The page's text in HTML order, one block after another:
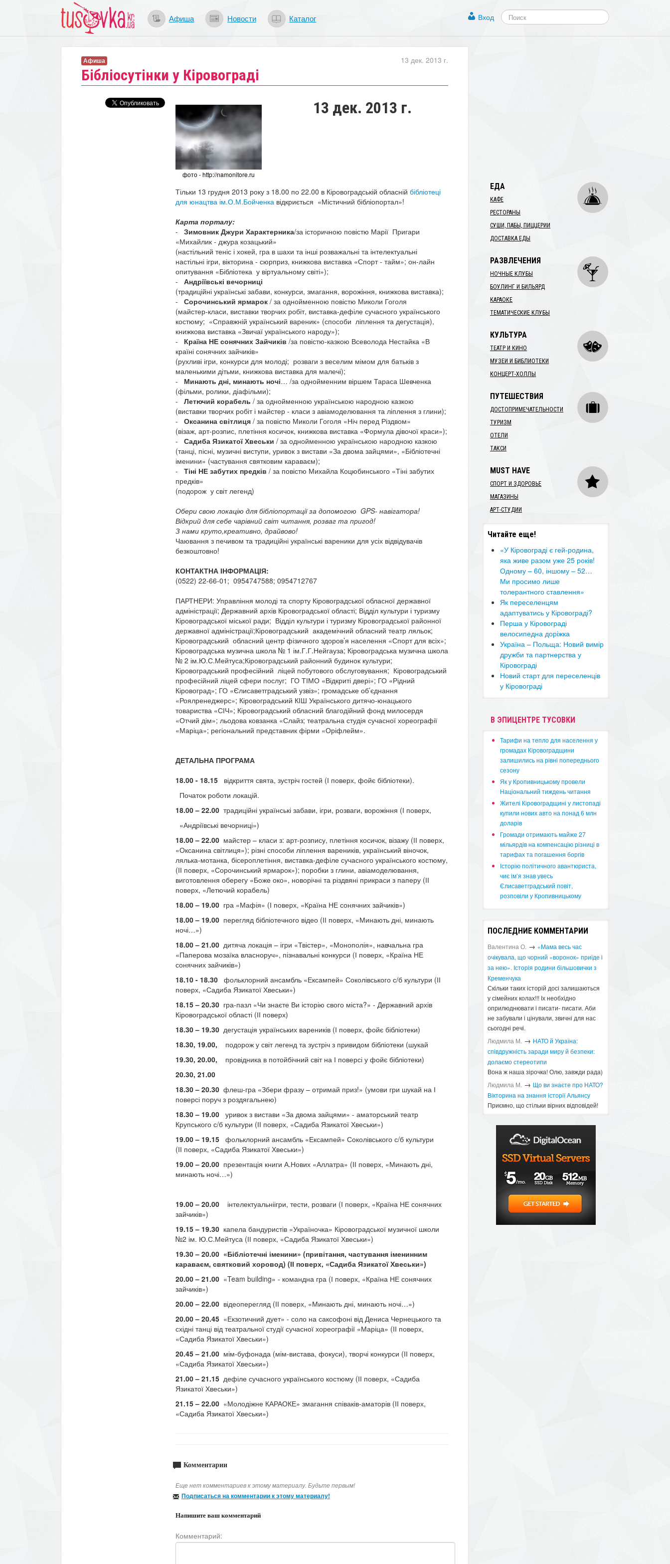
Афиша Новости Каталог Вход
Бібліосутінки у Кіровограді
13 дек. 2013 г.
Афиша
фото - http://namonitore.ru
13 дек. 2013 г.
Тільки 13 грудня 2013 року з 18.00 по 22.00 в Кіровоградській обласній бібліотеці
для юнацтва ім.О.М.Бойченка відкриється «Містичний бібліопортал»!
Карта порталу:
- Зимовник Джури Характерника/за історичною повістю Марії Пригари
«Михайлик - джура козацький»
(настільний теніс і хокей, гра в шахи та інші розважальні та інтелектуальні
настільні ігри, вікторина - сюрприз, книжкова виставка «Спорт - тайм»; он-лайн
опитування «Бібліотека у віртуальному світі»);
- Андріївські вечорниці
(традиційні українські забави, конкурси, змагання, ворожіння, книжкова виставка);
- Сорочинський ярмарок / за однойменною повістю Миколи Гоголя
(майстер-класи, виставки творчих робіт, виставка-дефіле сучасного українського
костюму; «Справжній український вареник» (способи ліплення та дегустація),
книжкова виставка «Звичаї українського народу»);
- Країна НЕ сонячних Зайчиків /за повістю-казкою Всеволода Нестайка «В
країні сонячних зайчиків»
(рухливі ігри, конкурси для молоді; розваги з веселим мімом для батьків з
маленькими дітьми, книжкова виставка для малечі);
- Минають дні, минають ночі… /за однойменним віршем Тараса Шевченка
(фільми, ролики, діафільми);
- Летючий корабель / за однойменною українською народною казкою
(виставки творчих робіт і майстер - класи з авіамоделювання та ліплення з глини);
- Оксанина світлиця / за повістю Миколи Гоголя «Ніч перед Різдвом»
(візаж, арт-розпис, плетіння косичок, книжкова виставка «Формула дівочої краси»);
- Садиба Язикатої Хвеськи / за однойменною українською народною казкою
(танці, пісні, музичні виступи, уривок з вистави «За двома зайцями», «Бібліотечні
іменини» (частування святковим караваєм);
- Тіні НЕ забутих предків / за повістю Михайла Коцюбинського «Тіні забутих
предків»
(подорож у світ легенд)
Обери свою локацію для бібліопортації за допомогою GPS- навігатора!
Відкрий для себе чарівний світ читання, розваг та пригод!
З нами круто,креативно, драйвово!
Чаювання з печивом та традиційні українські вареники для усіх відвідувачів
безкоштовно!
КОНТАКТНА ІНФОРМАЦІЯ:
(0522) 22-66-01; 0954747588; 0954712767
ПАРТНЕРИ: Управління молоді та спорту Кіровоградської обласної державної
адміністрації; Державний архів Кіровоградської області; Відділ культури і туризму
Кіровоградської міської ради; Відділ культури і туризму Кіровоградської районної
державної адміністрації;Кіровоградський академічний обласний театр ляльок;
Кіровоградський обласний центр фізичного здоров’я населення «Спорт для всіх»;
Кіровоградська музична школа № 1 ім.Г.Г.Нейгауза; Кіровоградська музична школа
№ 2 ім.Ю.С.Мейтуса;Кіровоградський районний будинок культури;
Кіровоградський професійний ліцей побутового обслуговування; Кіровоградський
професійний ліцей сфери послуг; ГО ТІМО «Відкриті двері»; ГО «Рідний
Кіровоград»; ГО «Єлисаветградський узвіз»; громадське об’єднання
«Роялренеджерс»; Кіровоградський КІШ Українського дитячо-юнацького
товариства «СІЧ»; Кіровоградський обласний благодійний фонд милосердя
«Отчий дім»; льодова ковзанка «Слайз; театральна студія сучасної хореографії
«Маріца»; регіональний представник фірми «Оріфлейм».
ДЕТАЛЬНА ПРОГРАМА
18.00 - 18.15
відкриття свята, зустріч гостей (І поверх, фойє бібліотеки).
Початок роботи локацій.
18.00 – 22.00 традиційні українські забави, ігри, розваги, ворожіння (І поверх,
«Андріївські вечорниці»)
18.00 – 22.00майстер – класи з: арт-розпису, плетіння косичок, візажу (ІІ поверх,
«Оксанина світлиця»); різні способи ліплення вареників, український віночок,
лялька-мотанка, бісероплетіння, виставка-дефіле сучасного українського костюму,
(ІІ поверх, «Сорочинський ярмарок»); поробки з глини, авіамоделювання,
виготовлення оберегу «Боже око», новорічні та різдвяні прикраси з паперу (ІІ
поверх, «Летючий корабель)
18.00 – 19.00гра «Мафія» (І поверх, «Країна НЕ сонячних зайчиків»)
18.00 – 19.00перегляд бібліотечного відео (ІІ поверх, «Минають дні, минають
ночі…»)
18.00 – 21.00дитяча локація – ігри «Твістер», «Монополія», навчальна гра
«Паперова мозаїка власноруч», пізнавальні конкурси (І поверх, «Країна НЕ
сонячних зайчиків»)
18.10 - 18.30
фольклорний ансамбль «Ексампей» Соколівського с/б культури (ІІ
поверх, «Садиба Язикатої Хвеськи»)
18.15 – 20.30 гра-пазл «Чи знаєте Ви історію свого міста?» - Державний архів
Кіровоградської області (ІІ поверх)
18.30 – 19.30 дегустація українських вареників (І поверх, фойє бібліотеки)
18.30, 19.00,
подорож у світ легенд та зустріч з привидом бібліотеки (шукай
19.30, 20.00,
провідника в потойбічний світ на І поверсі у фойє бібліотеки)
20.30, 21.00
18.30 – 20.30 флеш-гра «Збери фразу – отримай приз!» (умови гри шукай на І
поверсі поруч з роздягальнею)
18.30 – 19.00
уривок з вистави «За двома зайцями» - аматорський театр
Крупського с/б культури (ІІ поверх, «Садиба Язикатої Хвеськи»)
19.00 – 19.15
фольклорний ансамбль «Ексампей» Соколівського с/б культури
(ІІ поверх, «Садиба Язикатої Хвеськи»)
19.00 – 20.00презентація книги А.Нових «Аллатра» (ІІ поверх, «Минають дні,
минають ночі…»)
19.00 – 20.00
інтелектуальніігри, тести, розваги (І поверх, «Країна НЕ сонячних
зайчиків»)
19.15 – 19.30 капела бандуристів «Україночка» Кіровоградської музичної школи
№2 ім. Ю.С.Мейтуса (ІІ поверх, «Садиба Язикатої Хвеськи»)
19.30 – 20.00«Бібліотечні іменини» (привітання, частування іменинним
караваєм, святковий хоровод) (ІІ поверх, «Садиба Язикатої Хвеськи»)
20.00 – 21.00 «Team building» - командна гра (І поверх, «Країна НЕ сонячних
зайчиків»)
20.00 – 22.00відеоперегляд (ІІ поверх, «Минають дні, минають ночі…»)
20.00 – 20.45«Екзотичний дует» - соло на саксофоні від Дениса Чернецького та
східні танці від театральної студії сучасної хореографії «Маріца» (ІІ поверх,
«Садиба Язикатої Хвеськи»)
20.45 – 21.00 мім-буфонада (мім-вистава, фокуси), творчі конкурси (ІІ поверх,
«Садиба Язикатої Хвеськи»)
21.00 – 21.15дефіле сучасного українського костюму (ІІ поверх, «Садиба
Язикатої Хвеськи»)
21.15 – 22.00«Молодіжне КАРАОКЕ» змагання співаків-аматорів (ІІ поверх,
«Садиба Язикатої Хвеськи»)
Комментарии
Еще нет комментариев к этому материалу. Будьте первым!
Подписаться на комментарии к этому материалу!
Напишите ваш комментарий
Комментарий:
ЕДА
КАФЕ
РЕСТОРАНЫ
СУШИ, ПАБЫ, ПИЦЦЕРИИ
ДОСТАВКА ЕДЫ
РАЗВЛЕЧЕНИЯ
НОЧНЫЕ КЛУБЫ
БОУЛИНГ И БИЛЬЯРД
КАРАОКЕ
ТЕМАТИЧЕСКИЕ КЛУБЫ
КУЛЬТУРА
ТЕАТР И КИНО
МУЗЕИ И БИБЛИОТЕКИ
КОНЦЕРТ-ХОЛЛЫ
ПУТЕШЕСТВИЯ
ДОСТОПРИМЕЧАТЕЛЬНОСТИ
ТУРИЗМ
ОТЕЛИ
ТАКСИ
MUST HAVE
СПОРТ И ЗДОРОВЬЕ
МАГАЗИНЫ
АРТ-СТУДИИ
Читайте еще!
«У Кіровограді є гей-родина,
яка живе разом уже 25 років!
Одному – 60, іншому – 52…
Ми просимо лише
толерантного ставлення»
Як переселенцям
адаптуватись у Кіровограді?
Перша у Кіровограді
велосипедна доріжка
Україна – Польща: Новий вимір
дружби та партнерства у
Кіровограді
Новий старт для переселенців
у Кіровограді
В ЭПИЦЕНТРЕ ТУСОВКИ
​Тарифи на тепло для населення у
громадах Кіровоградщини
залишились на рівні попереднього
сезону
​Як у Кропивницькому провели
Національний тиждень читання
​Жителі Кіровоградщині у листопаді
купили нових авто на понад 6 млн
доларів
​Громади отримають майже 27
мільярдів на компенсацію різниці в
тарифах та погашення боргів
Історію політичного авантюриста,
чиє ім’я знав увесь
Єлисаветградський повіт,
розповіли у Кропивницькому
ПОСЛЕДНИЕ КОММЕНТАРИИ
Валентина О. → «Мама весь час
очікувала, що чорний «воронок» приїде і
за нею». Історія родини більшовички з
Кременчука
Скільки таких історій досі залишаються
у сімейних колах!!! Іх необхідно
оприлюднювати і писати- писати. Аби
не забували і цінували, звичні для нас
сьогодні речі.
Людмила М. → ​НАТО й Україна:
співдружність заради миру й безпеки:
долаємо стереотипи
Вона ж наша зірочка! Олю, завжди рада)
Людмила М. → Що ви знаєте про НАТО?
Вікторина на знання історії Альянсу ​
Приємно, що стільки вірних відповідей!